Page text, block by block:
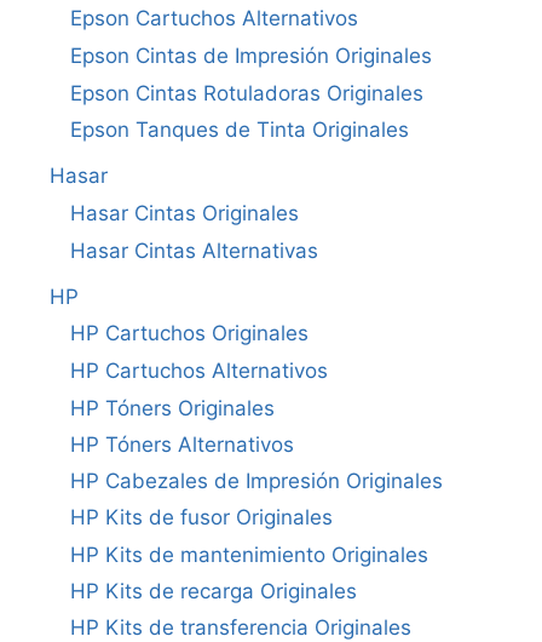
Epson Cartuchos Alternativos
Epson Cintas de Impresión Originales
Epson Cintas Rotuladoras Originales
Epson Tanques de Tinta Originales
Hasar
Hasar Cintas Originales
Hasar Cintas Alternativas
HP
HP Cartuchos Originales
HP Cartuchos Alternativos
HP Tóners Originales
HP Tóners Alternativos
HP Cabezales de Impresión Originales
HP Kits de fusor Originales
HP Kits de mantenimiento Originales
HP Kits de recarga Originales
HP Kits de transferencia Originales